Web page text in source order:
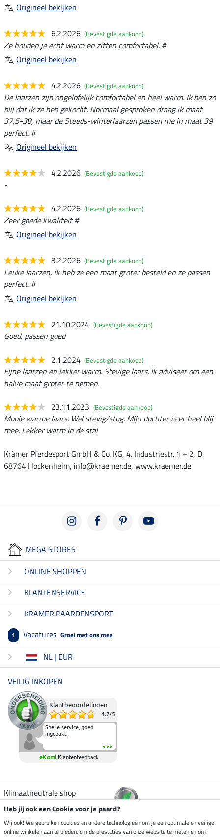
Origineel bekijken
6.2.2026 (Bevestigde aankoop)
Ze houden je echt warm en zitten comfortabel. #
Origineel bekijken
4.2.2026 (Bevestigde aankoop)
De laarzen zijn ongelofelijk comfortabel en heel warm. Ik ben zo
blij dat ik ze heb gekocht. Normaal gesproken draag ik maat
37,5-38, maar de Steeds-winterlaarzen passen me in maat 39
perfect. #
Origineel bekijken
4.2.2026 (Bevestigde aankoop)
-
4.2.2026 (Bevestigde aankoop)
Zeer goede kwaliteit #
Origineel bekijken
3.2.2026 (Bevestigde aankoop)
Leuke laarzen, ik heb ze een maat groter besteld en ze passen
perfect. #
Origineel bekijken
21.10.2024 (Bevestigde aankoop)
Goed, passen goed
2.1.2024 (Bevestigde aankoop)
Fijne laarzen en lekker warm. Stevige laars. Ik adviseer om een
halve maat groter te nemen.
23.11.2023 (Bevestigde aankoop)
Mooie warme laars. Wel stevig/stug. Mijn dochter is er heel blij
mee. Lekker warm in de stal
Krämer Pferdesport GmbH & Co. KG, 4. Industriestr. 1 + 2, D
68764 Hockenheim, info@kraemer.de, www.kraemer.de
MEGA STORES
ONLINE SHOPPEN
KLANTENSERVICE
KRAMER PAARDENSPORT
1 Vacatures Groei met ons mee
NL | EUR
VEILIG INKOPEN
Klantbeoordelingen
4.7/5
Snelle service, goed
ingepakt.
eKomi Klantenfeedback
Klimaatneutrale shop
Verzending per
Heb jij ook een Cookie voor je paard?
Wij ook! We gebruiken cookies en andere technologieën om je een optimale en veilige
online winkelen aan te bieden, om de prestaties van onze website te meten en om